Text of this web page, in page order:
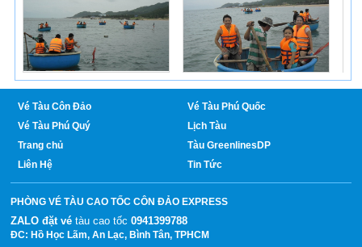
Vé Tàu Côn Đảo
Vé Tàu Phú Quốc
Vé Tàu Phú Quý
Lịch Tàu
Trang chủ
Tàu GreenlinesDP
Liên Hệ
Tin Tức
PHÒNG VÉ TÀU CAO TỐC CÔN ĐẢO EXPRESS
ZALO đặt vé tàu cao tốc0941399788
ĐC: Hồ Học Lãm, An Lạc, Bình Tân, TPHCM